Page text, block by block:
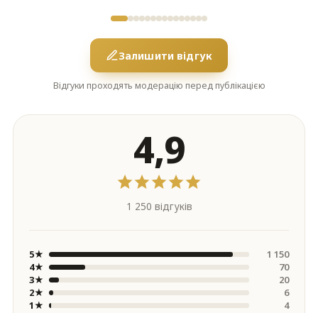
Залишити відгук
Відгуки проходять модерацію перед публікацією
4,9
1 250 відгуків
5★
1 150
4★
70
3★
20
2★
6
1★
4